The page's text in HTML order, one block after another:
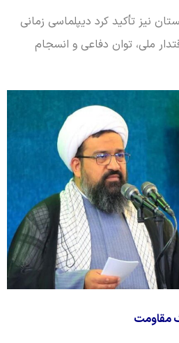
نیز تأکید کرد دیپلماسی زمانی
ملی، توان دفاعی و انسجام
مقاومت